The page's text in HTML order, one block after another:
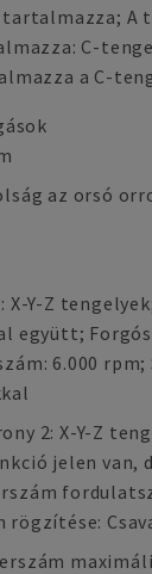
tartalmazza; A
C-
a C-
az orsó
X-Y-Z
együtt;
6.000
2: X-Y-Z
jelen van,
rögzítése: